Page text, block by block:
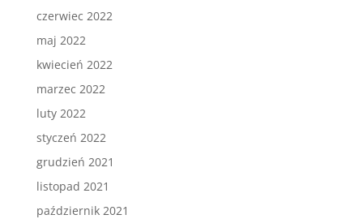
czerwiec 2022
maj 2022
kwiecień 2022
marzec 2022
luty 2022
styczeń 2022
grudzień 2021
listopad 2021
październik 2021